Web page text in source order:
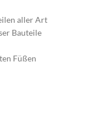
aller Art
Bauteile
Füßen